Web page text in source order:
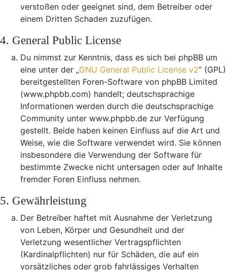
verstoßen oder geeignet sind, dem Betreiber oder
einem Dritten Schaden zuzufügen.
4. General Public License
Du nimmst zur Kenntnis, dass es sich bei phpBB um
eine unter der „GNU General Public License v2“ (GPL)
bereitgestellten Foren-Software von phpBB Limited
(www.phpbb.com) handelt; deutschsprachige
Informationen werden durch die deutschsprachige
Community unter www.phpbb.de zur Verfügung
gestellt. Beide haben keinen Einfluss auf die Art und
Weise, wie die Software verwendet wird. Sie können
insbesondere die Verwendung der Software für
bestimmte Zwecke nicht untersagen oder auf Inhalte
fremder Foren Einfluss nehmen.
5. Gewährleistung
Der Betreiber haftet mit Ausnahme der Verletzung
von Leben, Körper und Gesundheit und der
Verletzung wesentlicher Vertragspflichten
(Kardinalpflichten) nur für Schäden, die auf ein
vorsätzliches oder grob fahrlässiges Verhalten